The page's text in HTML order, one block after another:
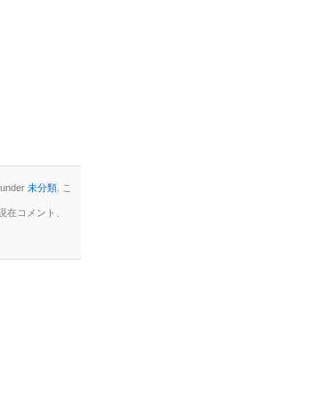
未分類. こ
コメント、